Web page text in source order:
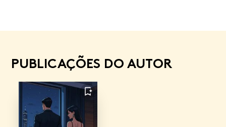
PUBLICAÇÕES DO AUTOR
FAVORITO